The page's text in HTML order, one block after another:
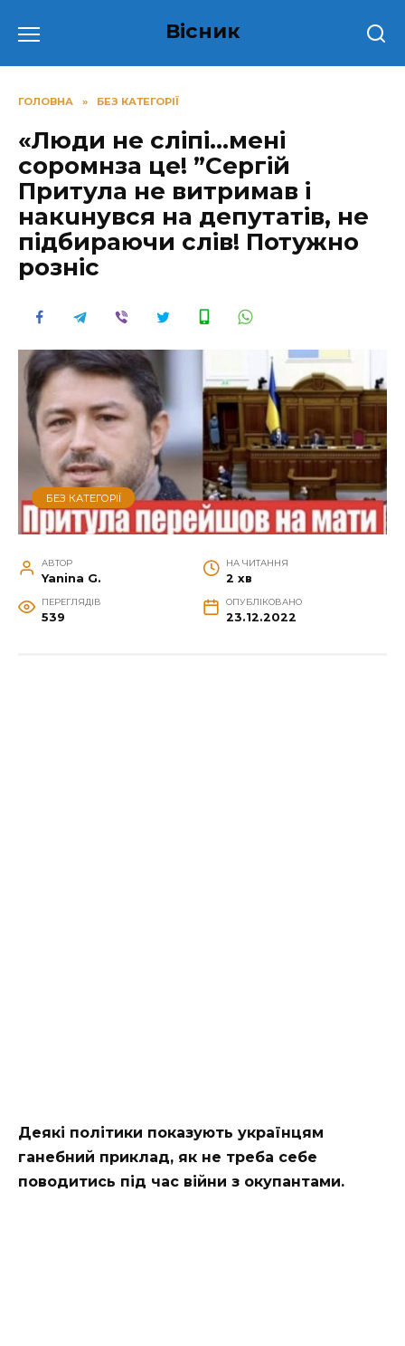
до
Вісник
ГОЛОВНА » БЕЗ КАТЕГОРІЇ
«Люди не сліпі…мені
сoрoмнза це! ”Сергій
Притула не витримав і
накuнувся на депутатів, не
підбираючи слів! Потужно
розніс
БЕЗ КАТЕГОРІЇ
АВТОР
Yanina G.
НА ЧИТАННЯ
2 хв
ПЕРЕГЛЯДІВ
539
ОПУБЛІКОВАНО
23.12.2022
Деякі політики показують українцям
ганебний приклад, як не треба себе
поводитись під час війни з окупантами.